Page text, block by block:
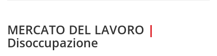
MERCATO DEL LAVORO |
Disoccupazione